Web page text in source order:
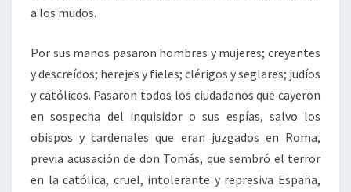
a los mudos.
Por sus manos pasaron hombres y mujeres; creyentes
y descreídos; herejes y fieles; clérigos y seglares; judíos
y católicos. Pasaron todos los ciudadanos que cayeron
en sospecha del inquisidor o sus espías, salvo los
obispos y cardenales que eran juzgados en Roma,
previa acusación de don Tomás, que sembró el terror
en la católica, cruel, intolerante y represiva España,